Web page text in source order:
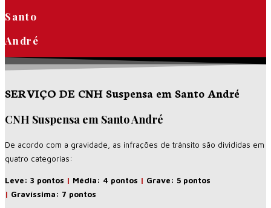
Santo
André
SERVIÇO DE CNH Suspensa em Santo André
CNH Suspensa em Santo André
De acordo com a gravidade, as infrações de trânsito são divididas em
quatro categorias:
Leve: 3 pontos | Média: 4 pontos | Grave: 5 pontos
| Gravíssima: 7 pontos